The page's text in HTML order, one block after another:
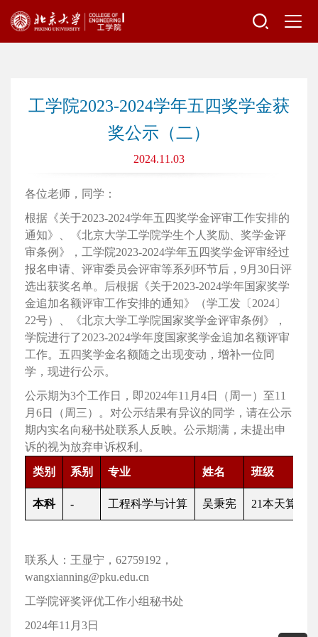
工学院2023-2024学年五四奖学金获
奖公示（二）
2024.11.03
各位老师，同学：
根据《关于2023-2024学年五四奖学金评审工作安排的
通知》、《北京大学工学院学生个人奖励、奖学金评
审条例》，工学院2023-2024学年五四奖学金评审经过
报名申请、评审委员会评审等系列环节后， 9月 30日评
选出获奖名单。后根据《关于2023-2024学年国家奖学
金追加名额评审工作安排的通知》（学工发〔 2024〕
22号）、《北京大学工学院国家奖学金评审条例》，
学院进行了2023-2024学年度国家奖学金追加名额评审
工作。五四奖学金名额随之出现变动，增补一位同
学，现进行公示。
公示期为3个工作日，即2024年11 月 4日（周一）至11
月 6日（周三）。对公示结果有异议的同学，请在公示
期内实名向秘书处联系人反映。公示期满，未提出申
诉的视为放弃申诉权利。
类别 系别 专业 姓名 班级
本科 - 工程科学与计算 吴秉宪 21本天算班
联系人：王显宁， 62759192 ，
wangxianning@pku.edu.cn
工学院评奖评优工作小组秘书处
2024年11 月 3日